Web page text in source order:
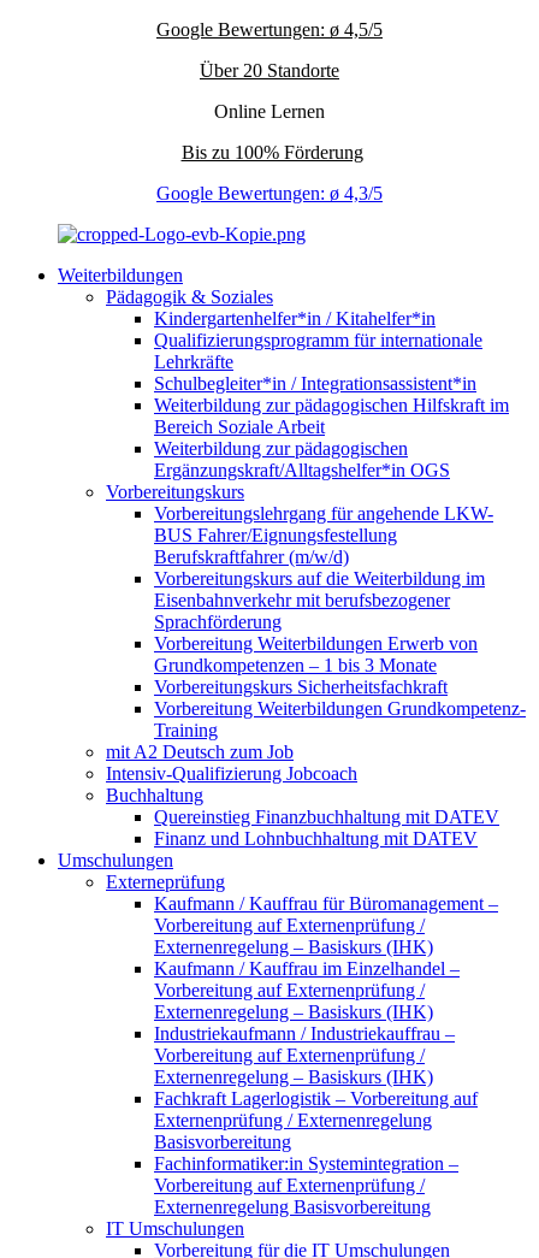
Google Bewertungen: ø 4,5/5
Über 20 Standorte
Online Lernen
Bis zu 100% Förderung
Google Bewertungen: ø 4,3/5
Weiterbildungen
Pädagogik & Soziales
Kindergartenhelfer*in / Kitahelfer*in
Qualifizierungsprogramm für internationale
Lehrkräfte
Schulbegleiter*in / Integrationsassistent*in
Weiterbildung zur pädagogischen Hilfskraft im
Bereich Soziale Arbeit
Weiterbildung zur pädagogischen
Ergänzungskraft/Alltagshelfer*in OGS
Vorbereitungskurs
Vorbereitungslehrgang für angehende LKW-
BUS Fahrer/Eignungsfestellung
Berufskraftfahrer (m/w/d)
Vorbereitungskurs auf die Weiterbildung im
Eisenbahnverkehr mit berufsbezogener
Sprachförderung
Vorbereitung Weiterbildungen Erwerb von
Grundkompetenzen – 1 bis 3 Monate
Vorbereitungskurs Sicherheitsfachkraft
Vorbereitung Weiterbildungen Grundkompetenz-
Training
mit A2 Deutsch zum Job
Intensiv-Qualifizierung Jobcoach
Buchhaltung
Quereinstieg Finanzbuchhaltung mit DATEV
Finanz und Lohnbuchhaltung mit DATEV
Umschulungen
Externeprüfung
Kaufmann / Kauffrau für Büromanagement –
Vorbereitung auf Externenprüfung /
Externenregelung – Basiskurs (IHK)
Kaufmann / Kauffrau im Einzelhandel –
Vorbereitung auf Externenprüfung /
Externenregelung – Basiskurs (IHK)
Industriekaufmann / Industriekauffrau –
Vorbereitung auf Externenprüfung /
Externenregelung – Basiskurs (IHK)
Fachkraft Lagerlogistik – Vorbereitung auf
Externenprüfung / Externenregelung
Basisvorbereitung
Fachinformatiker:in Systemintegration –
Vorbereitung auf Externenprüfung /
Externenregelung Basisvorbereitung
IT Umschulungen
Vorbereitung für die IT Umschulungen